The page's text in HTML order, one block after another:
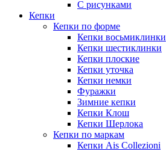
С рисунками
Кепки
Кепки по форме
Кепки восьмиклинки
Кепки шестиклинки
Кепки плоские
Кепки уточка
Кепки немки
Фуражки
Зимние кепки
Кепки Клош
Кепки Шерлока
Кепки по маркам
Кепки Ais Collezioni